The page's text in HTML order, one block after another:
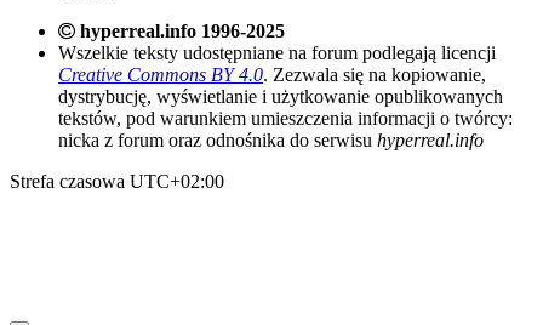
hyperreal.info 1996-2025
Wszelkie teksty udostępniane na forum podlegają licencji
Creative Commons BY 4.0. Zezwala się na kopiowanie,
dystrybucję, wyświetlanie i użytkowanie opublikowanych
tekstów, pod warunkiem umieszczenia informacji o twórcy:
nicka z forum oraz odnośnika do serwisu hyperreal.info
Strefa czasowa UTC+02:00